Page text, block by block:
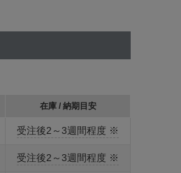
在庫 / 納期目安
受注後2～3週間程度 ※
受注後2～3週間程度 ※